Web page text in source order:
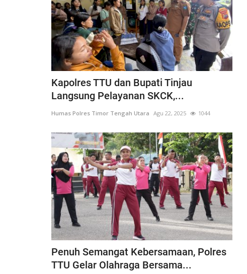
Kapolres TTU dan Bupati Tinjau
Langsung Pelayanan SKCK,...
Humas Polres Timor Tengah Utara Agu 22, 2025 1044
Penuh Semangat Kebersamaan, Polres
TTU Gelar Olahraga Bersama...
Satwil